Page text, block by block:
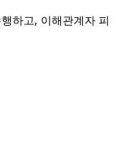
하고, 이해관계자 피